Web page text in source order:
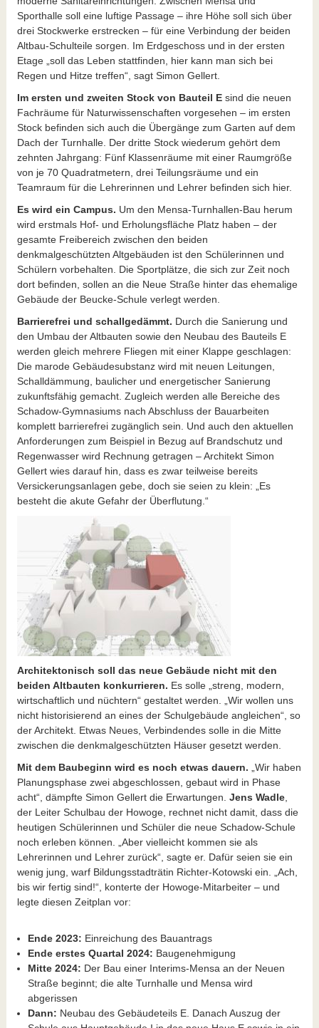
Sporthalle soll eine luftige Passage – ihre Höhe soll sich über
drei Stockwerke erstrecken – für eine Verbindung der beiden
Altbau-Schulteile sorgen. Im Erdgeschoss und in der ersten
Etage „soll das Leben stattfinden, hier kann man sich bei
Regen und Hitze treffen“, sagt Simon Gellert.
Im ersten und zweiten Stock von Bauteil Esind die neuen
Fachräume für Naturwissenschaften vorgesehen – im ersten
Stock befinden sich auch die Übergänge zum Garten auf dem
Dach der Turnhalle. Der dritte Stock wiederum gehört dem
zehnten Jahrgang: Fünf Klassenräume mit einer Raumgröße
von je 70 Quadratmetern, drei Teilungsräume und ein
Teamraum für die Lehrerinnen und Lehrer befinden sich hier.
Es wird ein Campus. Um den Mensa-Turnhallen-Bau herum
wird erstmals Hof- und Erholungsfläche Platz haben – der
gesamte Freibereich zwischen den beiden
denkmalgeschützten Altgebäuden ist den Schülerinnen und
Schülern vorbehalten. Die Sportplätze, die sich zur Zeit noch
dort befinden, sollen an die Neue Straße hinter das ehemalige
Gebäude der Beucke-Schule verlegt werden.
Barrierefrei und schallgedämmt. Durch die Sanierung und
den Umbau der Altbauten sowie den Neubau des Bauteils E
werden gleich mehrere Fliegen mit einer Klappe geschlagen:
Die marode Gebäudesubstanz wird mit neuen Leitungen,
Schalldämmung, baulicher und energetischer Sanierung
zukunftsfähig gemacht. Zugleich werden alle Bereiche des
Schadow-Gymnasiums nach Abschluss der Bauarbeiten
komplett barrierefrei zugänglich sein. Und auch den aktuellen
Anforderungen zum Beispiel in Bezug auf Brandschutz und
Regenwasser wird Rechnung getragen – Architekt Simon
Gellert wies darauf hin, dass es zwar teilweise bereits
Versickerungsanlagen gebe, doch sie seien zu klein: „Es
besteht die akute Gefahr der Überflutung.“
Architektonisch soll das neue Gebäude nicht mit den
beiden Altbauten konkurrieren. Es solle „streng, modern,
wirtschaftlich und nüchtern“ gestaltet werden. „Wir wollen uns
nicht historisierend an eines der Schulgebäude angleichen“, so
der Architekt. Etwas Neues, Verbindendes solle in die Mitte
zwischen die denkmalgeschützten Häuser gesetzt werden.
Mit dem Baubeginn wird es noch etwas dauern. „Wir haben
Planungsphase zwei abgeschlossen, gebaut wird in Phase
acht“, dämpfte Simon Gellert die Erwartungen. Jens Wadle,
der Leiter Schulbau der Howoge, rechnet nicht damit, dass die
heutigen Schülerinnen und Schüler die neue Schadow-Schule
noch erleben können. „Aber vielleicht kommen sie als
Lehrerinnen und Lehrer zurück“, sagte er. Dafür seien sie ein
wenig jung, warf Bildungsstadträtin Richter-Kotowski ein. „Ach,
bis wir fertig sind!“, konterte der Howoge-Mitarbeiter – und
legte diesen Zeitplan vor:
Ende 2023: Einreichung des Bauantrags
Ende erstes Quartal 2024: Baugenehmigung
Mitte 2024: Der Bau einer Interims-Mensa an der Neuen
Straße beginnt; die alte Turnhalle und Mensa wird
abgerissen
Dann: Neubau des Gebäudeteils E. Danach Auszug der